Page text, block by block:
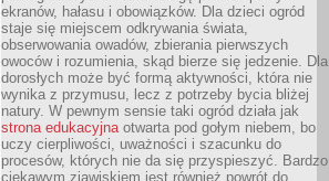
ekranów, hałasu i obowiązków. Dla dzieci ogród
staje się miejscem odkrywania świata,
obserwowania owadów, zbierania pierwszych
owoców i rozumienia, skąd bierze się jedzenie. Dla
dorosłych może być formą aktywności, która nie
wynika z przymusu, lecz z potrzeby bycia bliżej
natury. W pewnym sensie taki ogród działa jak
strona edukacyjnaotwarta pod gołym niebem, bo
uczy cierpliwości, uważności i szacunku do
procesów, których nie da się przyspieszyć. Bardzo
ciekawym zjawiskiem jest również powrót do